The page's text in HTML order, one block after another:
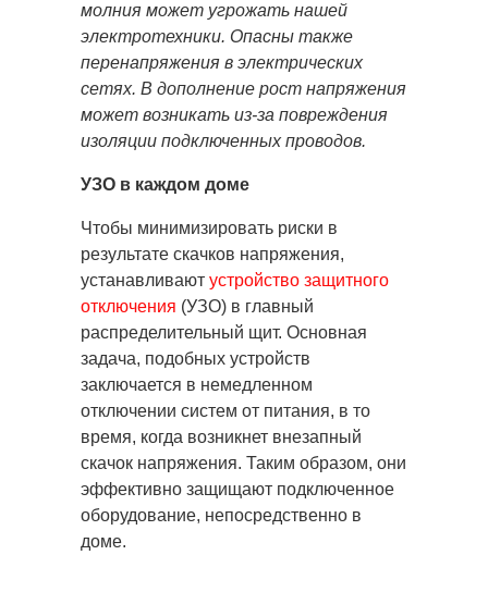
молния может угрожать нашей
электротехники. Опасны также
перенапряжения в электрических
сетях. В дополнение рост напряжения
может возникать из-за повреждения
изоляции подключенных проводов.
УЗО в каждом доме
Чтобы минимизировать риски в
результате скачков напряжения,
устанавливают устройство защитного
отключения (УЗО) в главный
распределительный щит. Основная
задача, подобных устройств
заключается в немедленном
отключении систем от питания, в то
время, когда возникнет внезапный
скачок напряжения. Таким образом, они
эффективно защищают подключенное
оборудование, непосредственно в
доме.